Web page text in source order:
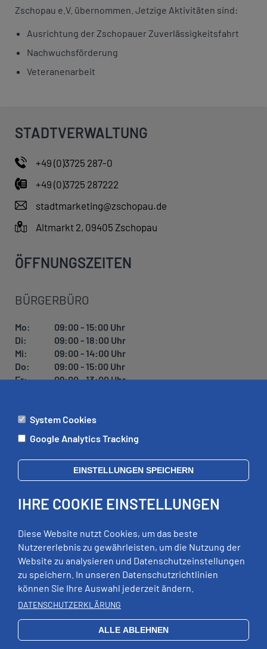
Zschopau e.V. übernommen. Jetzige Aktivitäten sind:
Ausrichtung der Zschopauer Zuverlässigkeitsfahrt
Nachwuchsförderung
Veteranenarbeit
STADTVERWALTUNG
+49 (0)3725 287-0
+49 (0)3725 287222
stadtmarketing@zschopau.de
Altmarkt 2, 09405 Zschopau
ÖFFNUNGSZEITEN
BÜRGERBÜRO
Mo:
09:00 - 15:00 Uhr
Di:
09:00 - 18:00 Uhr
Mi:
09:00 - 14:00 Uhr
Do:
09:00 - 15:00 Uhr
Fr:
09:00 - 13:00 Uhr
ÄMTER
Di:
09:00 - 12:00 Uhr, 13:00 - 18:00 Uhr
Mi:
geschlossen
Fr:
09:00 - 12:00 Uhr
RECHTLICHES
Impressum
Datenschutz
Erklärung zur Barrierefreiheit
System Cookies
Google Analytics Tracking
EINSTELLUNGEN SPEICHERN
IHRE COOKIE EINSTELLUNGEN
Diese Website nutzt Cookies, um das beste
Nutzererlebnis zu gewährleisten, um die Nutzung der
Website zu analysieren und Datenschutzeinstellungen
zu speichern. In unseren Datenschutzrichtlinien
können Sie Ihre Auswahl jederzeit ändern.
DATENSCHUTZERKLÄRUNG
ALLE ABLEHNEN